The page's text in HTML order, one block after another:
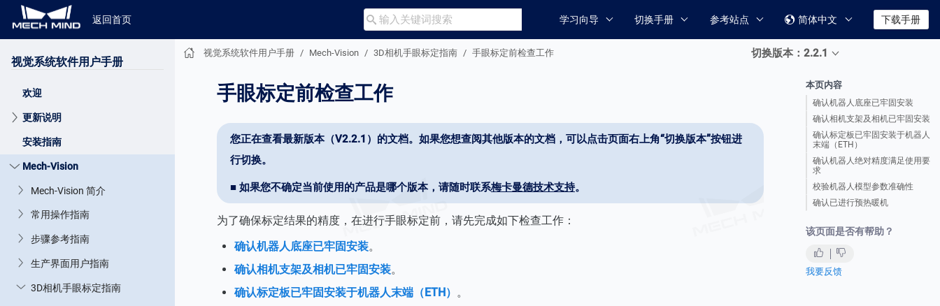
返回首页  学习向导 切换手册 参考站点  简体中文 下载手册
视觉系统软件用户手册
欢迎
更新说明
安装指南
Mech-Vision
Mech-Vision 简介
常用操作指南
步骤参考指南
生产界面用户指南
3D相机手眼标定指南
视觉系统软件用户手册 Mech-Vision 3D相机手眼标定指南 手眼标定前检查工作 切换版本：2.2.1
本页内容
确认机器人底座已牢固安装
确认相机支架及相机已牢固安装
确认标定板已牢固安装于机器人
末端（ETH）
确认机器人绝对精度满足使用要
求
校验机器人模型参数准确性
确认已进行预热暖机
该页面是否有帮助？
我要反馈
手眼标定前检查工作
您正在查看最新版本（V2.2.1）的文档。如果您想查阅其他版本的文档，可以点击页面右上角“切换版本”按钮进
行切换。
■ 如果您不确定当前使用的产品是哪个版本，请随时联系梅卡曼德技术支持。
为了确保标定结果的精度，在进行手眼标定前，请先完成如下检查工作：
确认机器人底座已牢固安装。
确认相机支架及相机已牢固安装。
确认标定板已牢固安装于机器人末端（ETH） 。